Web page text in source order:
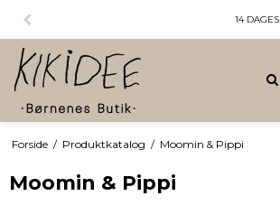
14 DAGES FORTRYDELSESRET
Forside / Produktkatalog / Moomin & Pippi
Moomin & Pippi